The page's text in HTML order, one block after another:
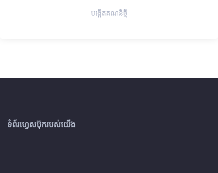
បង្កើតគណនីថ្មី
ទំព័រហ្វេសប៊ុករបស់យើង